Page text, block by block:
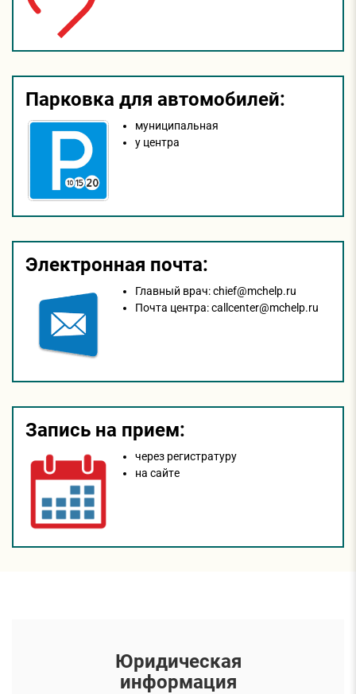
Парковка для автомобилей:
муниципальная
у центра
Электронная почта:
Главный врач:chief@mchelp.ru
Почта центра:callcenter@mchelp.ru
Запись на прием:
через регистратуру
на сайтe
Юридическая
информация